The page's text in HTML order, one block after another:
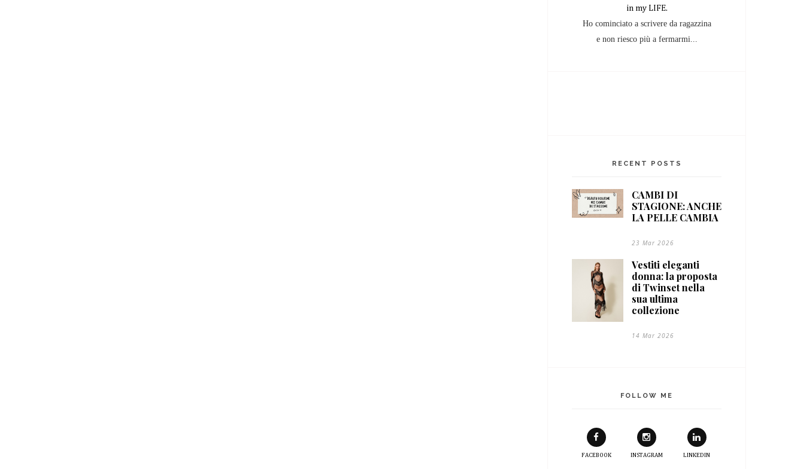
in my LIFE.
Ho cominciato a scrivere da ragazzina
e non riesco più a fermarmi...
RECENT POSTS
CAMBI DI
STAGIONE: ANCHE
LA PELLE CAMBIA
23 Mar 2026
Vestiti eleganti
donna: la proposta
di Twinset nella
sua ultima
collezione
14 Mar 2026
FOLLOW ME
FACEBOOK INSTAGRAM LINKEDIN